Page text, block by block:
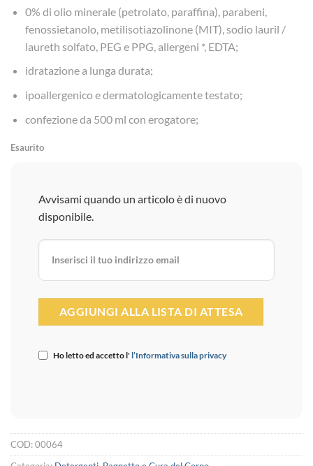
0% di olio minerale (petrolato, paraffina), parabeni,
fenossietanolo, metilisotiazolinone (MIT), sodio lauril /
laureth solfato, PEG e PPG, allergeni *, EDTA;
idratazione a lunga durata;
ipoallergenico e dermatologicamente testato;
confezione da 500 ml con erogatore;
Esaurito
Avvisami quando un articolo è di nuovo
disponibile.
Ho letto ed accetto l' l’Informativa sulla privacy
COD:00064